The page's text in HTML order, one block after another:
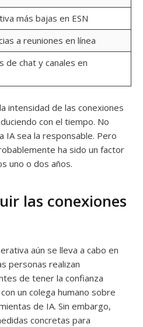
más bajas en ESN
a reuniones en línea
de chat y canales en
intensidad de las conexiones
con el tiempo. No
IA sea la responsable. Pero
ha sido un factor
uno o dos años.
las conexiones
aún se lleva a cabo en
personas realizan
de tener la confianza
un colega humano sobre
de IA. Sin embargo,
concretas para